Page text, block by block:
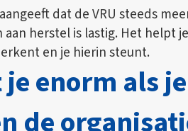
dat de VRU steeds
herstel is lastig. Het helpt
en je hierin steunt.
enorm als je
de